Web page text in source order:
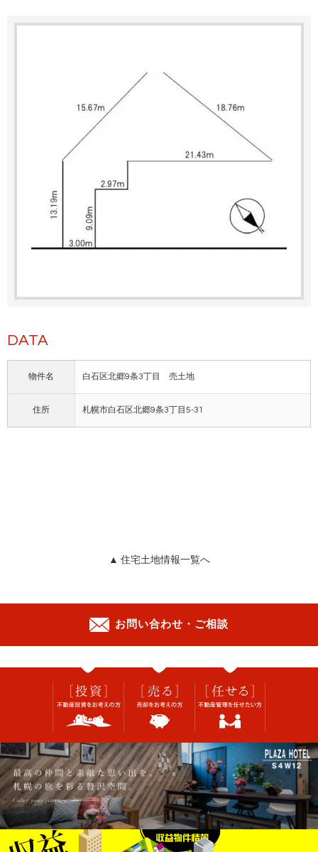
DATA
物件名 白石区北郷9条3丁目 売土地
住所 札幌市白石区北郷9条3丁目5-31
▲ 住宅土地情報一覧へ
お問い合わせ・ご相談